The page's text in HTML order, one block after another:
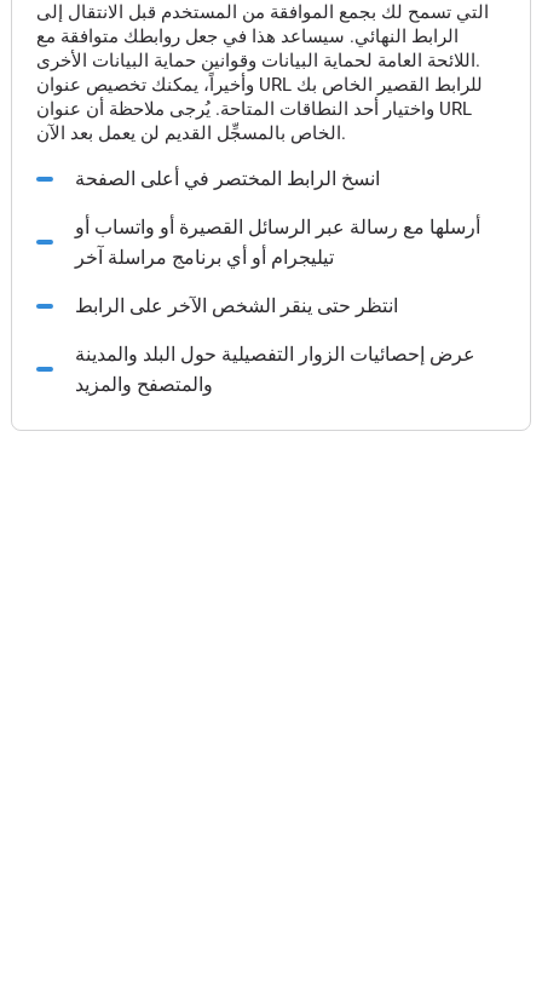
التي تسمح لك بجمع الموافقة من المستخدم قبل الانتقال إلى
الرابط النهائي. سيساعد هذا في جعل روابطك متوافقة مع
اللائحة العامة لحماية البيانات وقوانين حماية البيانات الأخرى.
وأخيراً، يمكنك تخصيص عنوان URL للرابط القصير الخاص بك
واختيار أحد النطاقات المتاحة. يُرجى ملاحظة أن عنوان URL
الخاص بالمسجِّل القديم لن يعمل بعد الآن.
انسخ الرابط المختصر في أعلى الصفحة
أرسلها مع رسالة عبر الرسائل القصيرة أو واتساب أو
تيليجرام أو أي برنامج مراسلة آخر
انتظر حتى ينقر الشخص الآخر على الرابط
عرض إحصائيات الزوار التفصيلية حول البلد والمدينة
والمتصفح والمزيد